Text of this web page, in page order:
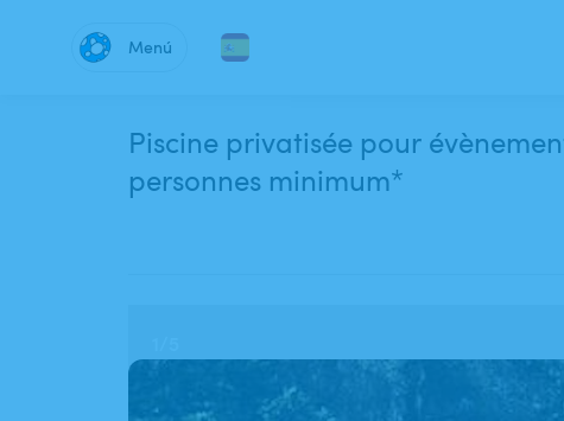
Menú
Piscine privatisée pour
personnes minimum*